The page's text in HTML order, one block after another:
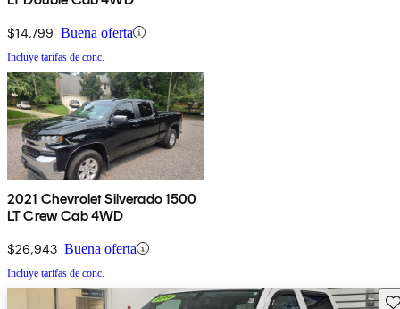
$14,799 Buena oferta
Incluye tarifas de conc.
2021 Chevrolet Silverado 1500
LT Crew Cab 4WD
$26,943 Buena oferta
Incluye tarifas de conc.